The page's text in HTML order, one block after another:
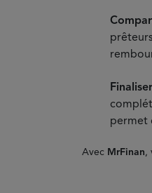
permet
Avec MrFinan,